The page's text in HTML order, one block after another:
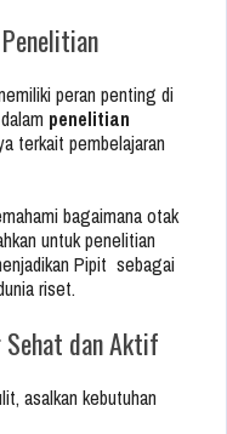
peran penting di
penelitian
terkait pembelajaran
bagaimana otak
untuk penelitian
Pipit sebagai
riset.
dan Aktif
asalkan kebutuhan